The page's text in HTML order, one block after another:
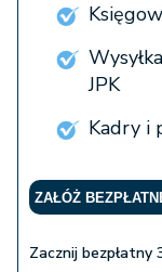
JPK
Kadry i
ZAŁÓŻ
Zacznij bezpłatny